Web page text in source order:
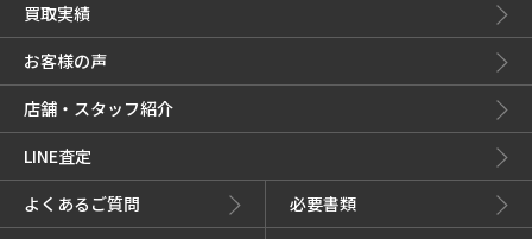
買取実績
お客様の声
店舗・スタッフ紹介
LINE査定
よくあるご質問
必要書類